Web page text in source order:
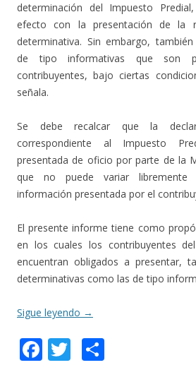
determinación del Impuesto
efecto con la presentación de la
determinativa. Sin embargo,
de tipo informativas que son
contribuyentes, bajo ciertas
señala.
Se debe recalcar que la
correspondiente al Impuesto
presentada de oficio por parte de la
que no puede variar
información presentada por el
El presente informe tiene como
en los cuales los contribuyentes
encuentran obligados a presentar,
determinativas como las de tipo
Sigue leyendo →
F T